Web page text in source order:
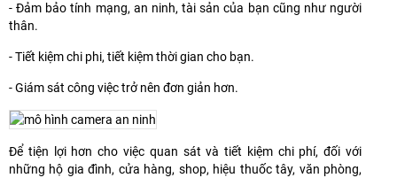
- Đảm bảo tính mạng, an ninh, tài sản của bạn cũng như người
thân.
- Tiết kiệm chi phi, tiết kiệm thời gian cho bạn.
- Giám sát công việc trở nên đơn giản hơn.
Để tiện lợi hơn cho việc quan sát và tiết kiệm chi phí, đối với
những hộ gia đình, cửa hàng, shop, hiệu thuốc tây, văn phòng,